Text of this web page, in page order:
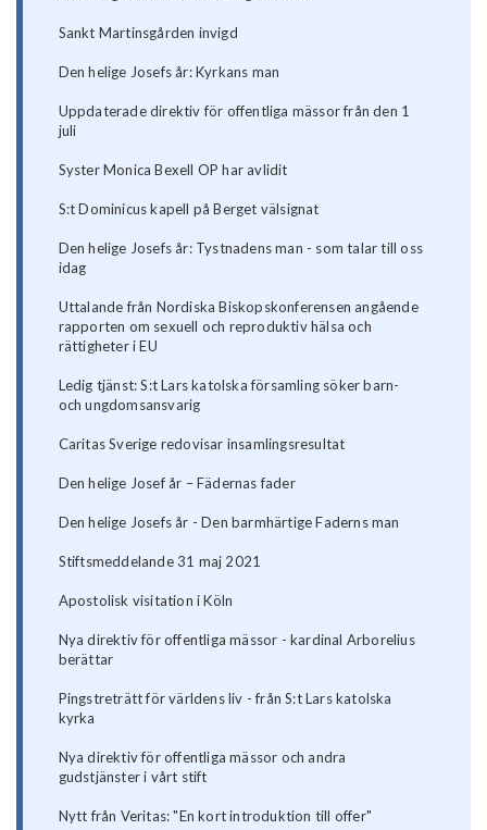
Sankt Martinsgården invigd
Den helige Josefs år: Kyrkans man
Uppdaterade direktiv för offentliga mässor från den 1
juli
Syster Monica Bexell OP har avlidit
S:t Dominicus kapell på Berget välsignat
Den helige Josefs år: Tystnadens man - som talar till oss
idag
Uttalande från Nordiska Biskopskonferensen angående
rapporten om sexuell och reproduktiv hälsa och
rättigheter i EU
Ledig tjänst: S:t Lars katolska församling söker barn-
och ungdomsansvarig
Caritas Sverige redovisar insamlingsresultat
Den helige Josef år – Fädernas fader
Den helige Josefs år - Den barmhärtige Faderns man
Stiftsmeddelande 31 maj 2021
Apostolisk visitation i Köln
Nya direktiv för offentliga mässor - kardinal Arborelius
berättar
Pingstreträtt för världens liv - från S:t Lars katolska
kyrka
Nya direktiv för offentliga mässor och andra
gudstjänster i vårt stift
Nytt från Veritas: "En kort introduktion till offer"